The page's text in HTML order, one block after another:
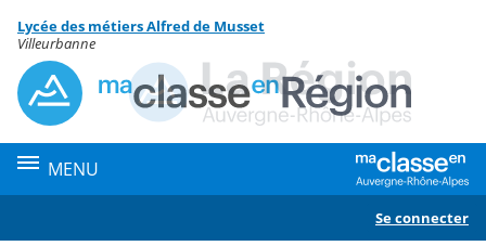
Menu de la rubrique
Contenu
Lycée des métiers Alfred de Musset
Villeurbanne
MENU
Se connecter